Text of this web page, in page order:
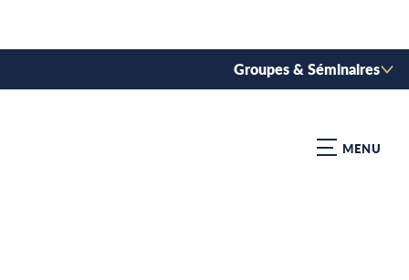
Groupes & Séminaires
MENU